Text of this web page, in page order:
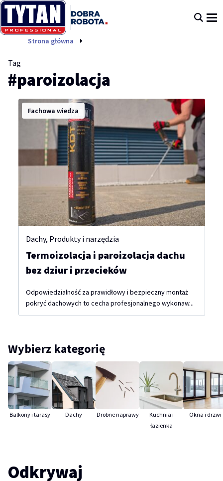
Strona główna
Tag
#paroizolacja
Fachowa wiedza
Dachy, Produkty i narzędzia
Termoizolacja i paroizolacja dachu
bez dziur i przecieków
Odpowiedzialność za prawidłowy i bezpieczny montaż
pokryć dachowych to cecha profesjonalnego wykonaw...
Wybierz kategorię
Balkony i tarasy Dachy Drobne naprawy
Kuchnia i
łazienka
Okna i drzwi
Odkrywaj